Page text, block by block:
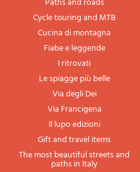
Cycle touring and MTB
Cucina di montagna
Fiabe e leggende
I ritrovati
Le spiagge più belle
Via degli Dei
Via Francigena
Il lupo edizioni
Gift and travel items
The most beautiful streets and
paths in Italy